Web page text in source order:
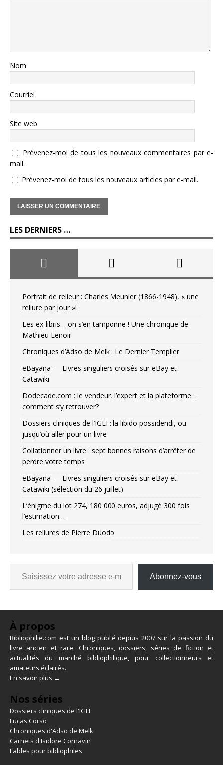
Nom
Courriel
Site web
Prévenez-moi de tous les nouveaux commentaires par e-
mail.
Prévenez-moi de tous les nouveaux articles par e-mail.
LES DERNIERS …
Portrait de relieur : Charles Meunier (1866-1948), « une
reliure par jour »!
Les ex-libris… on s’en tamponne ! Une chronique de
Mathieu Lenoir
Chroniques d’Adso de Melk : Le Dernier Templier
eBayana — Livres singuliers croisés sur eBay et
Catawiki
Dodecade.com : le vendeur, l’expert et la plateforme…
comment s’y retrouver?
Dossiers cliniques de l’IGLI : la libido possidendi, ou
jusqu’où aller pour un livre
Collationner un livre : sept bonnes raisons d’arrêter de
perdre votre temps
eBayana — Livres singuliers croisés sur eBay et
Catawiki (sélection du 26 juillet)
L’énigme du lot 274, 180 000 euros, adjugé 300 fois
l’estimation…
Les reliures de Pierre Duodo
Abonnez-vous
À propos
Bibliophilie.com est un blog publié depuis 2007 sur la passion du
livre ancien et rare. Chroniques, dossiers, séries de fiction et
actualités du marché bibliophilique, pour collectionneurs et
amateurs éclairés.
En savoir plus →
Nos séries
Dossiers cliniques de l'IGLI
Lucas Corso
Chroniques d'Adso de Melk
Carnets d'Isidore Cornavin
Fables pour bibliophiles